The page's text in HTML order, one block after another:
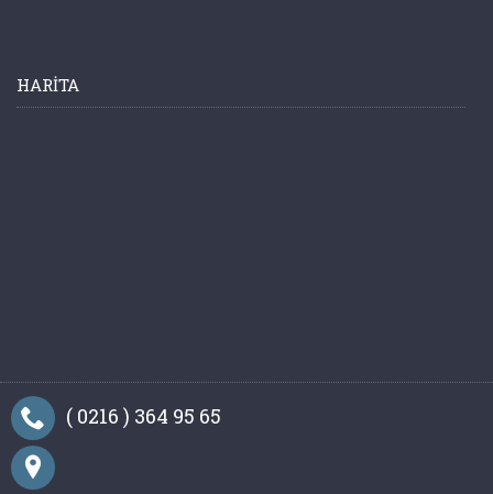
HARITA
( 0216 ) 364 95 65